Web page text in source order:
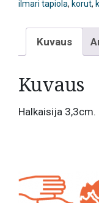
ilmari tapiola, korut,
Kuvaus
Kuvaus
Halkaisija